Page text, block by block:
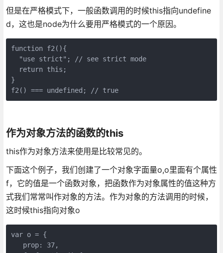
但是在严格模式下，一般函数调用的时候this指向undefine
d，这也是node为什么要用严格模式的一个原因。
function f2(){
  "use strict"; // see strict mode
  return this;
}
f2() === undefined; // true
作为对象方法的函数的this
this作为对象方法来使用是比较常见的。
下面这个例子，我们创建了一个对象字面量o,o里面有个属性
f，它的值是一个函数对象，把函数作为对象属性的值这种方
式我们常常叫作对象的方法。作为对象的方法调用的时候，
这时候this指向对象o
var o = {
   prop: 37,